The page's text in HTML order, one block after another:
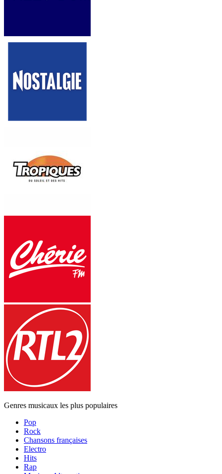
Genres musicaux les plus populaires
Pop
Rock
Chansons françaises
Electro
Hits
Rap